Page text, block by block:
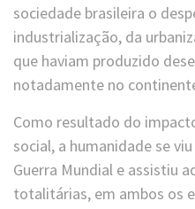
sociedade brasileira o
industrialização, da
que haviam produzido
notadamente no
Como resultado do
social, a humanidade se
Guerra Mundial e assistiu
totalitárias, em ambos os